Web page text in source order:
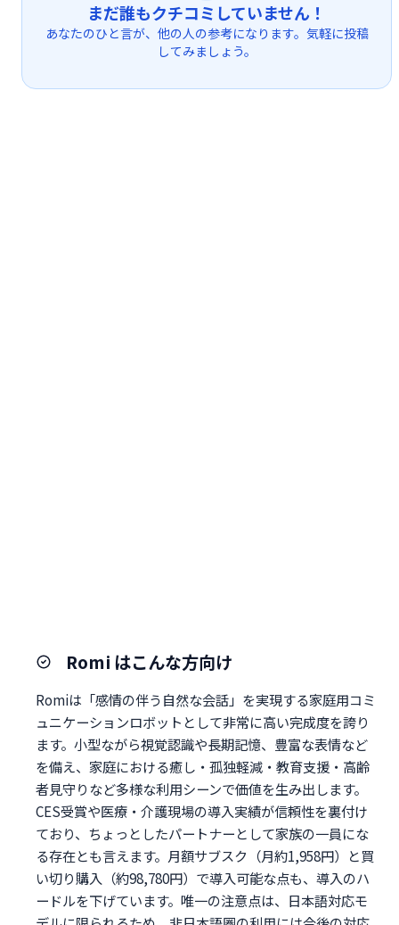
まだ誰もクチコミしていません！
あなたのひと言が、他の人の参考になります。気軽に投稿
してみましょう。
Romi はこんな方向け
Romiは「感情の伴う自然な会話」を実現する家庭用コミ
ュニケーションロボットとして非常に高い完成度を誇り
ます。小型ながら視覚認識や長期記憶、豊富な表情など
を備え、家庭における癒し・孤独軽減・教育支援・高齢
者見守りなど多様な利用シーンで価値を生み出します。
CES受賞や医療・介護現場の導入実績が信頼性を裏付け
ており、ちょっとしたパートナーとして家族の一員にな
る存在とも言えます。月額サブスク（月約1,958円）と買
い切り購入（約98,780円）で導入可能な点も、導入のハ
ードルを下げています。唯一の注意点は、日本語対応モ